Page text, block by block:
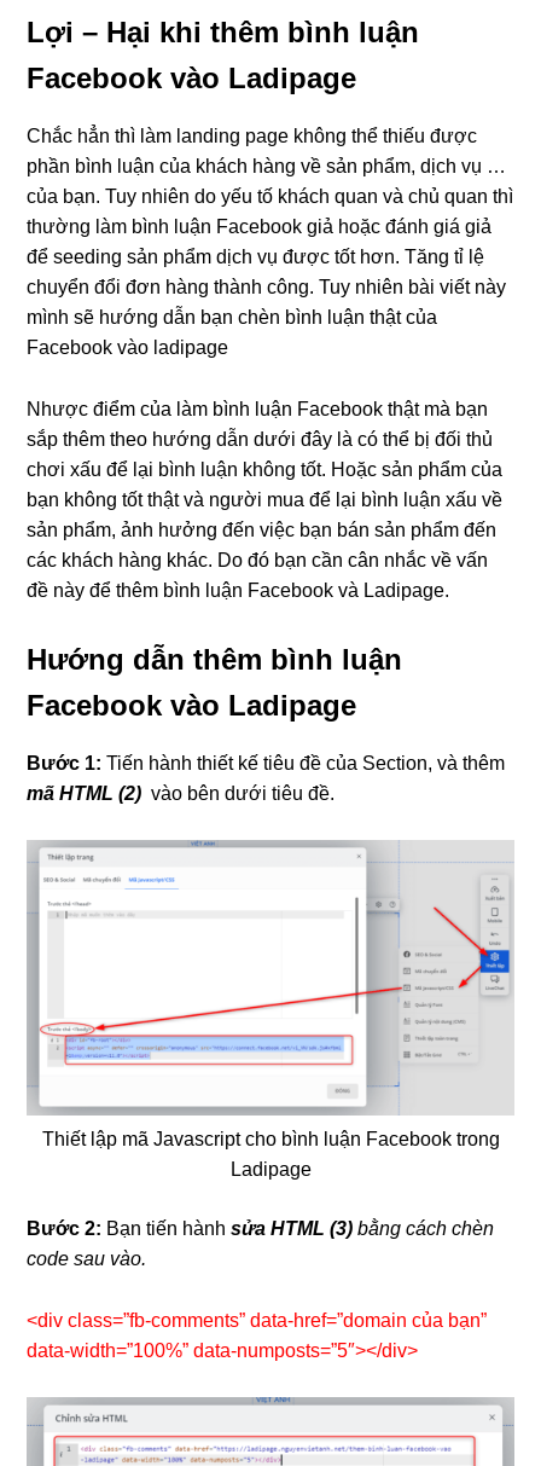
Lợi – Hại khi thêm bình luận
Facebook vào Ladipage
Chắc hẳn thì làm landing page không thể thiếu được
phần bình luận của khách hàng về sản phẩm, dịch vụ …
của bạn. Tuy nhiên do yếu tố khách quan và chủ quan thì
thường làm bình luận Facebook giả hoặc đánh giá giả
để seeding sản phẩm dịch vụ được tốt hơn. Tăng tỉ lệ
chuyển đổi đơn hàng thành công. Tuy nhiên bài viết này
mình sẽ hướng dẫn bạn chèn bình luận thật của
Facebook vào ladipage
Nhược điểm của làm bình luận Facebook thật mà bạn
sắp thêm theo hướng dẫn dưới đây là có thể bị đối thủ
chơi xấu để lại bình luận không tốt. Hoặc sản phẩm của
bạn không tốt thật và người mua để lại bình luận xấu về
sản phẩm, ảnh hưởng đến việc bạn bán sản phẩm đến
các khách hàng khác. Do đó bạn cần cân nhắc về vấn
đề này để thêm bình luận Facebook và Ladipage.
Hướng dẫn thêm bình luận
Facebook vào Ladipage
Bước 1: Tiến hành thiết kế tiêu đề của Section, và thêm
mã HTML (2) vào bên dưới tiêu đề.
Thiết lập mã Javascript cho bình luận Facebook trong
Ladipage
Bước 2: Bạn tiến hànhsửa HTML (3)bằng cách chèn
code sau vào.
<div class=”fb-comments” data-href=”domain của bạn”
data-width=”100%” data-numposts=”5″></div>